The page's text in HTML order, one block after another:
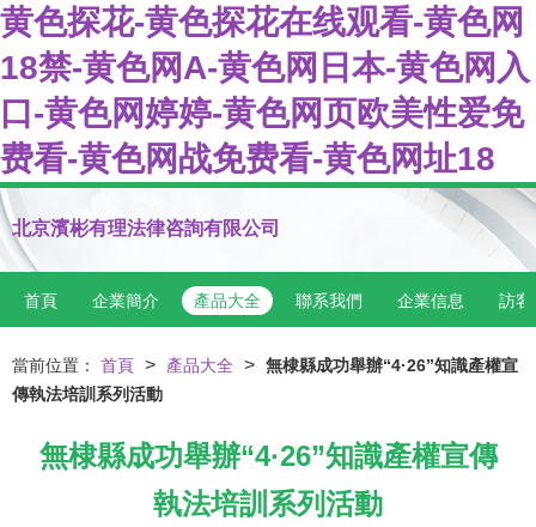
黄色探花-黄色探花在线观看-黄色网
18禁-黄色网A-黄色网日本-黄色网入
口-黄色网婷婷-黄色网页欧美性爱免
费看-黄色网战免费看-黄色网址18
北京濱彬有理法律咨詢有限公司
首頁 企業簡介 產品大全 聯系我們 企業信息 訪客
當前位置： 首頁 > 產品大全 > 無棣縣成功舉辦“4·26”知識產權宣
傳執法培訓系列活動
無棣縣成功舉辦“4·26”知識產權宣傳
執法培訓系列活動